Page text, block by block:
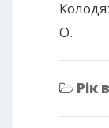
О.
Рік